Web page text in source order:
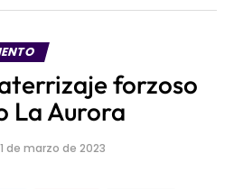
forzoso
La Aurora
1 de marzo de 2023